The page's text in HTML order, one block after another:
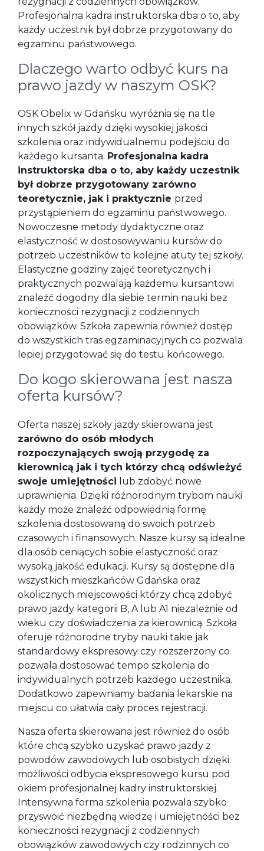
Profesjonalna kadra instruktorska dba o to, aby
każdy uczestnik był dobrze przygotowany do
egzaminu państwowego.
Dlaczego warto odbyć kurs na
prawo jazdy w naszym OSK?
OSK Obelix w Gdańsku wyróżnia się na tle
innych szkół jazdy dzięki wysokiej jakości
szkolenia oraz indywidualnemu podejściu do
każdego kursanta. Profesjonalna kadra
instruktorska dba o to, aby każdy uczestnik
był dobrze przygotowany zarówno
teoretycznie, jak i praktycznie przed
przystąpieniem do egzaminu państwowego.
Nowoczesne metody dydaktyczne oraz
elastyczność w dostosowywaniu kursów do
potrzeb uczestników to kolejne atuty tej szkoły.
Elastyczne godziny zajęć teoretycznych i
praktycznych pozwalają każdemu kursantowi
znaleźć dogodny dla siebie termin nauki bez
konieczności rezygnacji z codziennych
obowiązków. Szkoła zapewnia również dostęp
do wszystkich tras egzaminacyjnych co pozwala
lepiej przygotować się do testu końcowego.
Do kogo skierowana jest nasza
oferta kursów?
Oferta naszej szkoły jazdy skierowana jest
zarówno do osób młodych
rozpoczynających swoją przygodę za
kierownicą jak i tych którzy chcą odświeżyć
swoje umiejętności lub zdobyć nowe
uprawnienia. Dzięki różnorodnym trybom nauki
każdy może znaleźć odpowiednią formę
szkolenia dostosowaną do swoich potrzeb
czasowych i finansowych. Nasze kursy są idealne
dla osób ceniących sobie elastyczność oraz
wysoką jakość edukacji. Kursy są dostępne dla
wszystkich mieszkańców Gdańska oraz
okolicznych miejscowości którzy chcą zdobyć
prawo jazdy kategorii B, A lub A1 niezależnie od
wieku czy doświadczenia za kierownicą. Szkoła
oferuje różnorodne tryby nauki takie jak
standardowy ekspresowy czy rozszerzony co
pozwala dostosować tempo szkolenia do
indywidualnych potrzeb każdego uczestnika.
Dodatkowo zapewniamy badania lekarskie na
miejscu co ułatwia cały proces rejestracji.
Nasza oferta skierowana jest również do osób
które chcą szybko uzyskać prawo jazdy z
powodów zawodowych lub osobistych dzięki
możliwości odbycia ekspresowego kursu pod
okiem profesjonalnej kadry instruktorskiej.
Intensywna forma szkolenia pozwala szybko
przyswoić niezbędną wiedzę i umiejętności bez
konieczności rezygnacji z codziennych
obowiązków zawodowych czy rodzinnych co